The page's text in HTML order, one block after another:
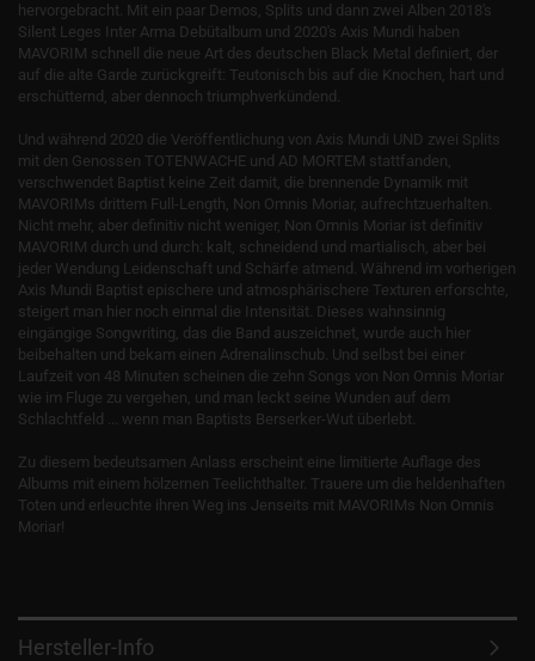
hervorgebracht. Mit ein paar Demos, Splits und dann zwei Alben 2018's
Silent Leges Inter Arma Debütalbum und 2020's Axis Mundi haben
MAVORIM schnell die neue Art des deutschen Black Metal definiert, der
auf die alte Garde zurückgreift: Teutonisch bis auf die Knochen, hart und
erschütternd, aber dennoch triumphverkündend.
Und während 2020 die Veröffentlichung von Axis Mundi UND zwei Splits
mit den Genossen TOTENWACHE und AD MORTEM stattfanden,
verschwendet Baptist keine Zeit damit, die brennende Dynamik mit
MAVORIMs drittem Full-Length, Non Omnis Moriar, aufrechtzuerhalten.
Nicht mehr, aber definitiv nicht weniger, Non Omnis Moriar ist definitiv
MAVORIM durch und durch: kalt, schneidend und martialisch, aber bei
jeder Wendung Leidenschaft und Schärfe atmend. Während im vorherigen
Axis Mundi Baptist epischere und atmosphärischere Texturen erforschte,
steigert man hier noch einmal die Intensität. Dieses wahnsinnig
eingängige Songwriting, das die Band auszeichnet, wurde auch hier
beibehalten und bekam einen Adrenalinschub. Und selbst bei einer
Laufzeit von 48 Minuten scheinen die zehn Songs von Non Omnis Moriar
wie im Fluge zu vergehen, und man leckt seine Wunden auf dem
Schlachtfeld ... wenn man Baptists Berserker-Wut überlebt.
Zu diesem bedeutsamen Anlass erscheint eine limitierte Auflage des
Albums mit einem hölzernen Teelichthalter. Trauere um die heldenhaften
Toten und erleuchte ihren Weg ins Jenseits mit MAVORIMs Non Omnis
Moriar!
Hersteller-Info